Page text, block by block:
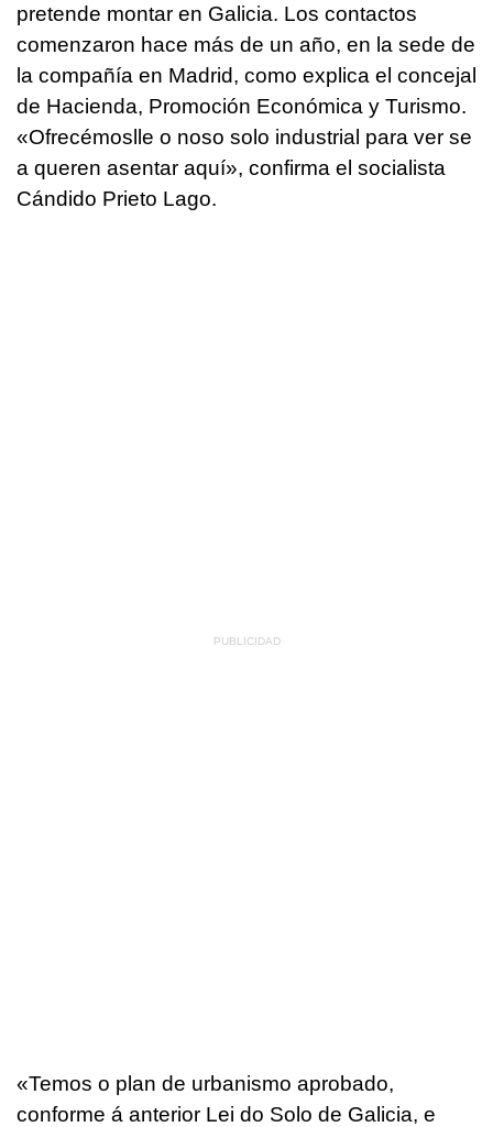
pretende montar en Galicia. Los contactos
comenzaron hace más de un año, en la sede de
la compañía en Madrid, como explica el concejal
de Hacienda, Promoción Económica y Turismo.
«Ofrecémoslle o noso solo industrial para ver se
a queren asentar aquí», confirma el socialista
Cándido Prieto Lago.
«Temos o plan de urbanismo aprobado,
conforme á anterior Lei do Solo de Galicia, e